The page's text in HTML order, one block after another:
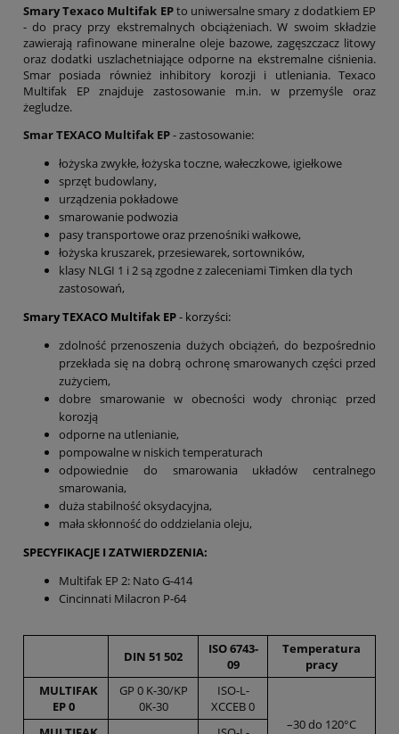
Smary Texaco Multifak EPto uniwersalne smary z dodatkiem EP
- do pracy przy ekstremalnych obciążeniach. W swoim składzie
zawierają rafinowane mineralne oleje bazowe, zagęszczacz litowy
oraz dodatki uszlachetniające odporne na ekstremalne ciśnienia.
Smar posiada również inhibitory korozji i utleniania. Texaco
Multifak EP znajduje zastosowanie m.in. w przemyśle oraz
żegludze.
Smar TEXACO Multifak EP- zastosowanie:
łożyska zwykłe, łożyska toczne, wałeczkowe, igiełkowe
sprzęt budowlany,
urządzenia pokładowe
smarowanie podwozia
pasy transportowe oraz przenośniki wałkowe,
łożyska kruszarek, przesiewarek, sortowników,
klasy NLGI 1 i 2 są zgodne z zaleceniami Timken dla tych
zastosowań,
Smary TEXACO Multifak EP- korzyści:
zdolność przenoszenia dużych obciążeń, do bezpośrednio
przekłada się na dobrą ochronę smarowanych części przed
zużyciem,
dobre smarowanie w obecności wody chroniąc przed
korozją
odporne na utlenianie,
pompowalne w niskich temperaturach
odpowiednie do smarowania układów centralnego
smarowania,
duża stabilność oksydacyjna,
mała skłonność do oddzielania oleju,
SPECYFIKACJE I ZATWIERDZENIA:
Multifak EP 2: Nato G-414
Cincinnati Milacron P-64
DIN 51 502
ISO 6743-
09
Temperatura
pracy
MULTIFAK
EP 0
GP 0 K-30/KP
0K-30
ISO-L-
XCCEB 0
–30 do 120°C